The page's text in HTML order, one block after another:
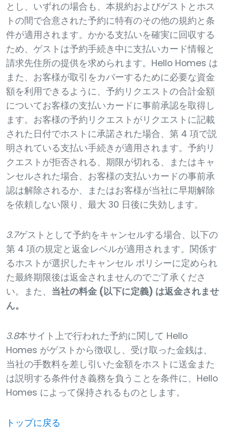
とし、いずれの場合も、本規約およびゲストとホス
トの間で合意された予約に特有のその他の規約と条
件が適用されます。かかる支払いを確実に回収する
ため、ゲストは予約手続き中に支払いカード情報と
請求先住所の提供を求められます。Hello Homes は
また、お客様が取引をカバーするために必要な資金
額を利用できるように、予約リクエストの合計金額
についてお客様の支払いカードに事前承認を取得し
ます。お客様の予約リクエストがリクエストに記載
された日付でホストに承諾された場合、第 4 項で説
明されている支払い手続きが適用されます。予約リ
クエストが拒否される、期限が切れる、またはキャ
ンセルされた場合、お客様の支払いカードの事前承
認は解除されるか、またはお客様が当社に早期解除
を依頼しない限り、最大 30 日後に失効します。
3.7ゲストとして予約をキャンセルする場合、以下の
第 4 項の規定と返金レベルが適用されます。関係す
るホストが選択したキャンセル ポリシーに定められ
た最終期限後は返金されませんのでご了承くださ
い。また、 当社の料金 (以下に定義) は返金されませ
ん。
3.8本サイト上で行われた予約に関して Hello
Homes がゲストから徴収し、受け取った金銭は、
当社の手数料を差し引いた金額をホストに送金また
は説明する条件付き義務を負うことを条件に、Hello
Homes によって保持されるものとします。
トップに戻る